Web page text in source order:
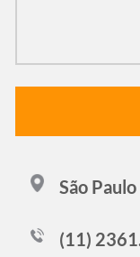
São Paulo
(11)